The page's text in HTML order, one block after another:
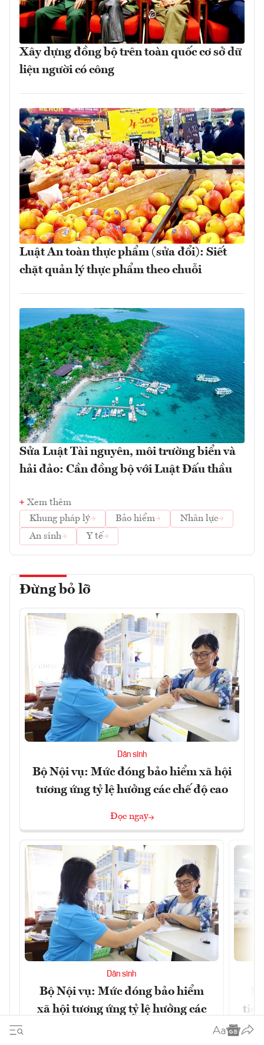
Xây dựng đồng bộ trên toàn quốc cơ sở dữ
liệu người có công
Luật An toàn thực phẩm (sửa đổi): Siết
chặt quản lý thực phẩm theo chuỗi
Sửa Luật Tài nguyên, môi trường biển và
hải đảo: Cần đồng bộ với Luật Đấu thầu
Xem thêm
Khung pháp lý
Bảo hiểm
Nhân lực
An sinh
Y tế
Đừng bỏ lỡ
Dân sinh
Bộ Nội vụ: Mức đóng bảo hiểm xã hội
tương ứng tỷ lệ hưởng các chế độ cao
Đọc ngay
Dân sinh
Bộ Nội vụ: Mức đóng bảo hiểm
xã hội tương ứng tỷ lệ hưởng các